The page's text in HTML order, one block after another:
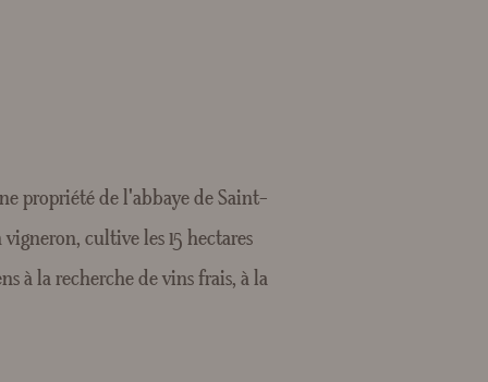
propriété de l'abbaye de Saint-
cultive les 15 hectares
à la recherche de vins frais, à la